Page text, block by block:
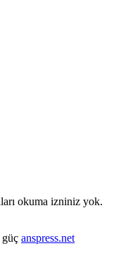
okuma izniniz yok.
güç anspress.net